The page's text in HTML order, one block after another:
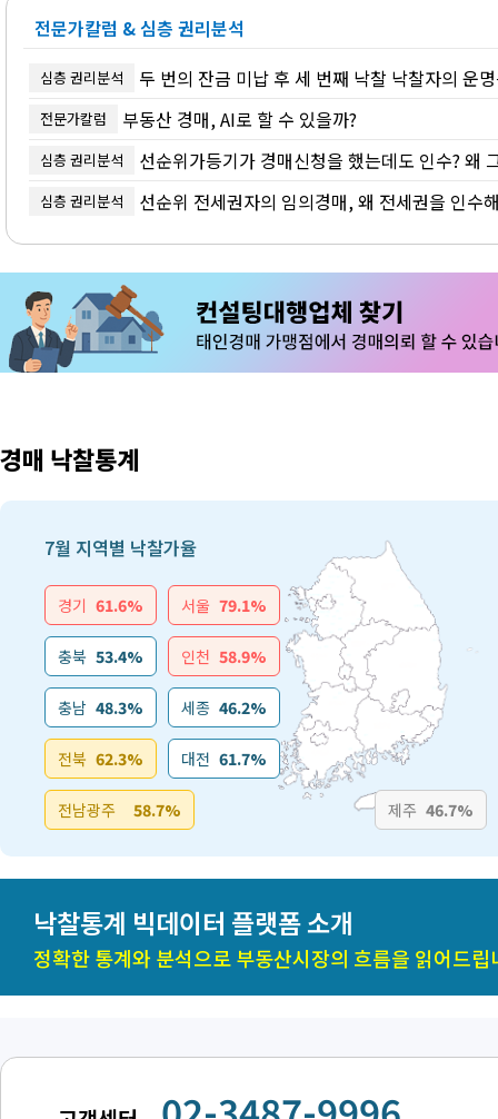
전문가칼럼 & 심층 권리분석
심층 권리분석 두 번의 잔금 미납 후 세 번째 낙찰 낙찰자의 운
전문가칼럼 부동산 경매, AI로 할 수 있을까?
심층 권리분석 선순위가등기가 경매신청을 했는데도 인수? 왜
심층 권리분석 선순위 전세권자의 임의경매, 왜 전세권을 인수
경매 낙찰통계
7월 지역별 낙찰가율
경기 61.6% 서울 79.1%
충북 53.4% 인천 58.9%
충남 48.3% 세종 46.2%
전북 62.3% 대전 61.7%
전남광주 58.7% 제주 46.7%
낙찰통계 빅데이터 플랫폼 소개
정확한 통계와 분석으로 부동산시장의 흐름을 읽어드립